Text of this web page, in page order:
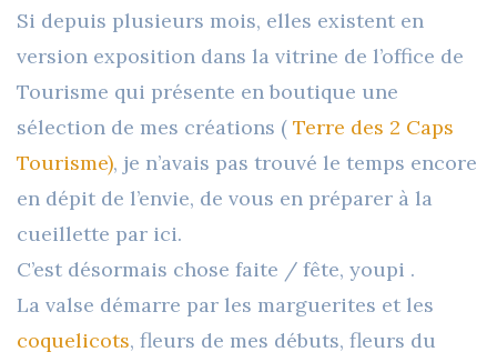
Si depuis plusieurs mois, elles existent en
version exposition dans la vitrine de l’office de
Tourisme qui présente en boutique une
sélection de mes créations ( Terre des 2 Caps
Tourisme), je n’avais pas trouvé le temps encore
en dépit de l’envie, de vous en préparer à la
cueillette par ici.
C’est désormais chose faite / fête, youpi .
La valse démarre par les marguerites et les
coquelicots, fleurs de mes débuts, fleurs du